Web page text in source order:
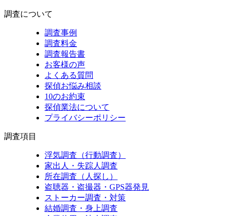
調査について
調査事例
調査料金
調査報告書
お客様の声
よくある質問
探偵お悩み相談
10のお約束
探偵業法について
プライバシーポリシー
調査項目
浮気調査（行動調査）
家出人・失踪人調査
所在調査（人探し）
盗聴器・盗撮器・GPS器発見
ストーカー調査・対策
結婚調査・身上調査